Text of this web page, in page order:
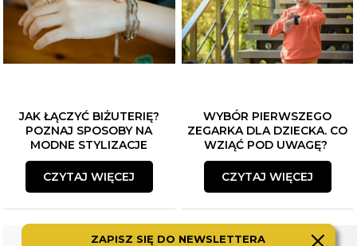
JAK ŁĄCZYĆ BIŻUTERIĘ?
POZNAJ SPOSOBY NA
MODNE STYLIZACJE
CZYTAJ WIĘCEJ
WYBÓR PIERWSZEGO
ZEGARKA DLA DZIECKA. CO
WZIĄĆ POD UWAGĘ?
CZYTAJ WIĘCEJ
ZAPISZ SIĘ DO NEWSLETTERA